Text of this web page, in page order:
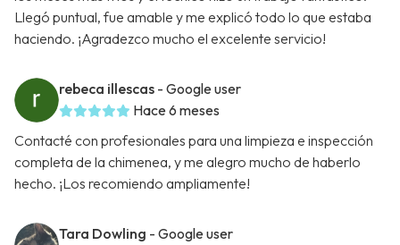
Llegó puntual, fue amable y me explicó todo lo que estaba
haciendo. ¡Agradezco mucho el excelente servicio!
rebeca illescas - Google user
Hace 6 meses
Contacté con profesionales para una limpieza e inspección
completa de la chimenea, y me alegro mucho de haberlo
hecho. ¡Los recomiendo ampliamente!
Tara Dowling - Google user